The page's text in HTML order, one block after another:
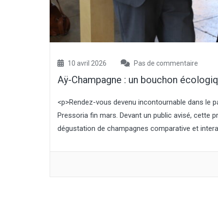
10 avril 2026 Pas de commentaire
Aÿ-Champagne : un bouchon
<p>Rendez-vous devenu incontournable dans le
Pressoria fin mars. Devant un public avisé, cette
dégustation de champagnes comparative et
à l’an dernier (qui avait atteint un
niveau record), et de 7,2 % par rapport
Concernant la pomme de terre de
féculerie, la surface est estimée à
421 000 t, soit un...